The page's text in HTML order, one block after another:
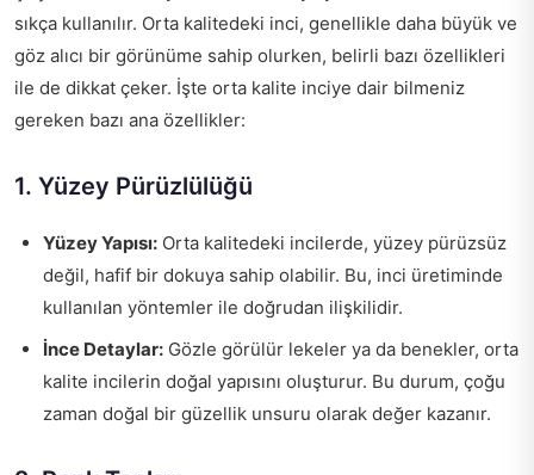
sıkça kullanılır. Orta kalitedeki inci, genellikle daha büyük ve
göz alıcı bir görünüme sahip olurken, belirli bazı özellikleri
ile de dikkat çeker. İşte orta kalite inciye dair bilmeniz
gereken bazı ana özellikler:
1. Yüzey Pürüzlülüğü
Yüzey Yapısı: Orta kalitedeki incilerde, yüzey pürüzsüz
değil, hafif bir dokuya sahip olabilir. Bu, inci üretiminde
kullanılan yöntemler ile doğrudan ilişkilidir.
İnce Detaylar: Gözle görülür lekeler ya da benekler, orta
kalite incilerin doğal yapısını oluşturur. Bu durum, çoğu
zaman doğal bir güzellik unsuru olarak değer kazanır.